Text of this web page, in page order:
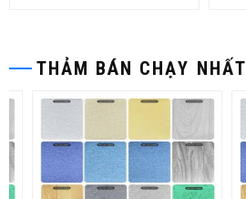
THẢM BÁN CHẠY NHẤT